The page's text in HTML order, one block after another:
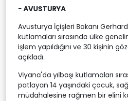
- AVUSTURYA
Avusturya İçişleri Bakanı Gerhard
kutlamaları sırasında ülke
işlem yapıldığını ve 30 kişinin
açıkladı.
Viyana'da yılbaşı kutlamaları
patlayan 14 yaşındaki çocuk,
müdahalesine rağmen bir elini